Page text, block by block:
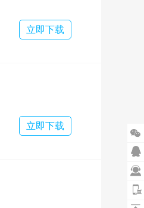
立即下载
立即下载



